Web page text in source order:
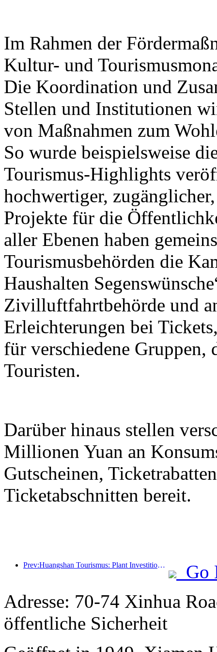
Im Rahmen der
Kultur- und
Die Koordination und
Stellen und Institutionen
von Maßnahmen zum
So wurde beispielsweise
Tourismus-Highlights
hochwertiger,
Projekte für die
aller Ebenen haben
Tourismusbehörden die
Haushalten
Zivilluftfahrtbehörde und
Erleichterungen bei
für verschiedene Gruppen,
Touristen.
Darüber hinaus stellen
Millionen Yuan an
Gutscheinen,
Ticketabschnitten bereit.
Prev:Huangshan Tourismus: Plant Investitionen in Höhe von 530 Millionen Yuan für Hotelrenovierungen
Go
Adresse: 70-74 Xinhua
öffentliche Sicherheit